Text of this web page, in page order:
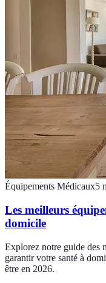
Équipements Médicaux5
Les meilleurs
domicile
Explorez notre guide des
garantir votre santé à
être en 2026.